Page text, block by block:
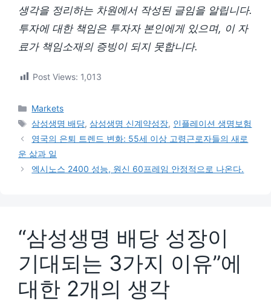
생각을 정리하는 차원에서 작성된 글임을 알립니다.
투자에 대한 책임은 투자자 본인에게 있으며, 이 자
료가 책임소재의 증빙이 되지 못합니다.
Post Views: 1,013
카
테
리
Markets
태
그
삼성생명 배당,삼성생명 신계약성장, 인플레이션 생명보험
영국의 은퇴 트렌드 변화: 55세 이상 고령근로자들의 새로
운 삶과 일
엑시노스 2400 성능, 원신 60프레임 안정적으로 나온다.
“삼성생명 배당 성장이
기대되는 3가지 이유”에
대한 2개의 생각